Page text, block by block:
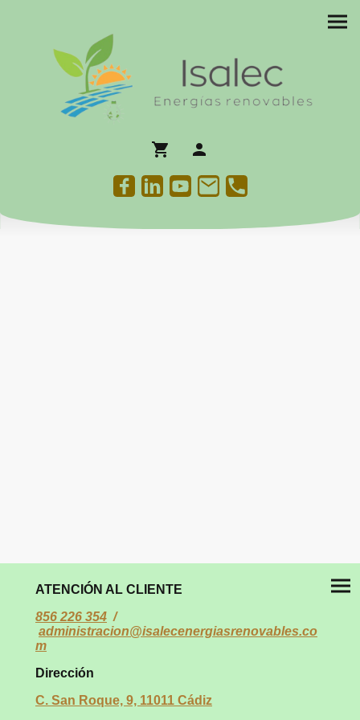
ATENCIÓN AL CLIENTE
856 226 354 /
administracion@isalecenergiasrenovables.co
m
Dirección
C. San Roque, 9, 11011 Cádiz